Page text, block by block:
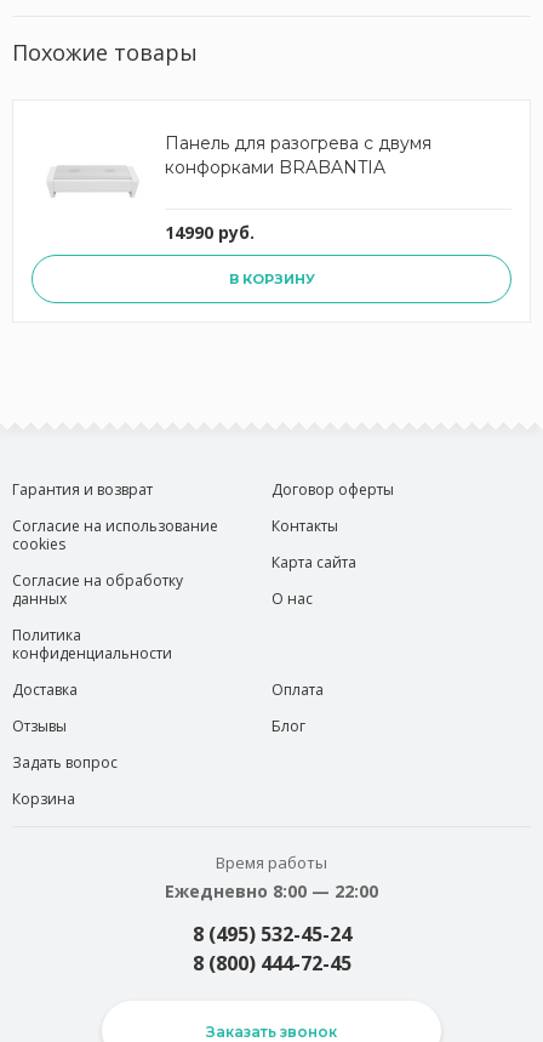
Похожие товары
Панель для разогрева с двумя
конфорками BRABANTIA
14990 руб.
В КОРЗИНУ
Гарантия и возврат
Согласие на использование
cookies
Согласие на обработку
данных
Политика
конфиденциальности
Договор оферты
Контакты
Карта сайта
О нас
Доставка
Отзывы
Задать вопрос
Корзина
Оплата
Блог
Время работы
Ежедневно 8:00 — 22:00
8 (495) 532-45-24
8 (800) 444-72-45
Заказать звонок